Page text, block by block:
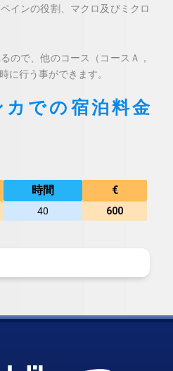
インの役割、マクロ及びミクロ
ので、他のコース（コースＡ，
に行う事ができます。
での宿泊料金
時間 €
40 600
ン文学